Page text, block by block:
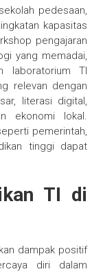
pedesaan,
kapasitas
pengajaran
yang memadai,
laboratorium TI
relevan dengan
literasi digital,
ekonomi lokal.
pemerintah,
tinggi dapat
TI di
dampak positif
diri dalam